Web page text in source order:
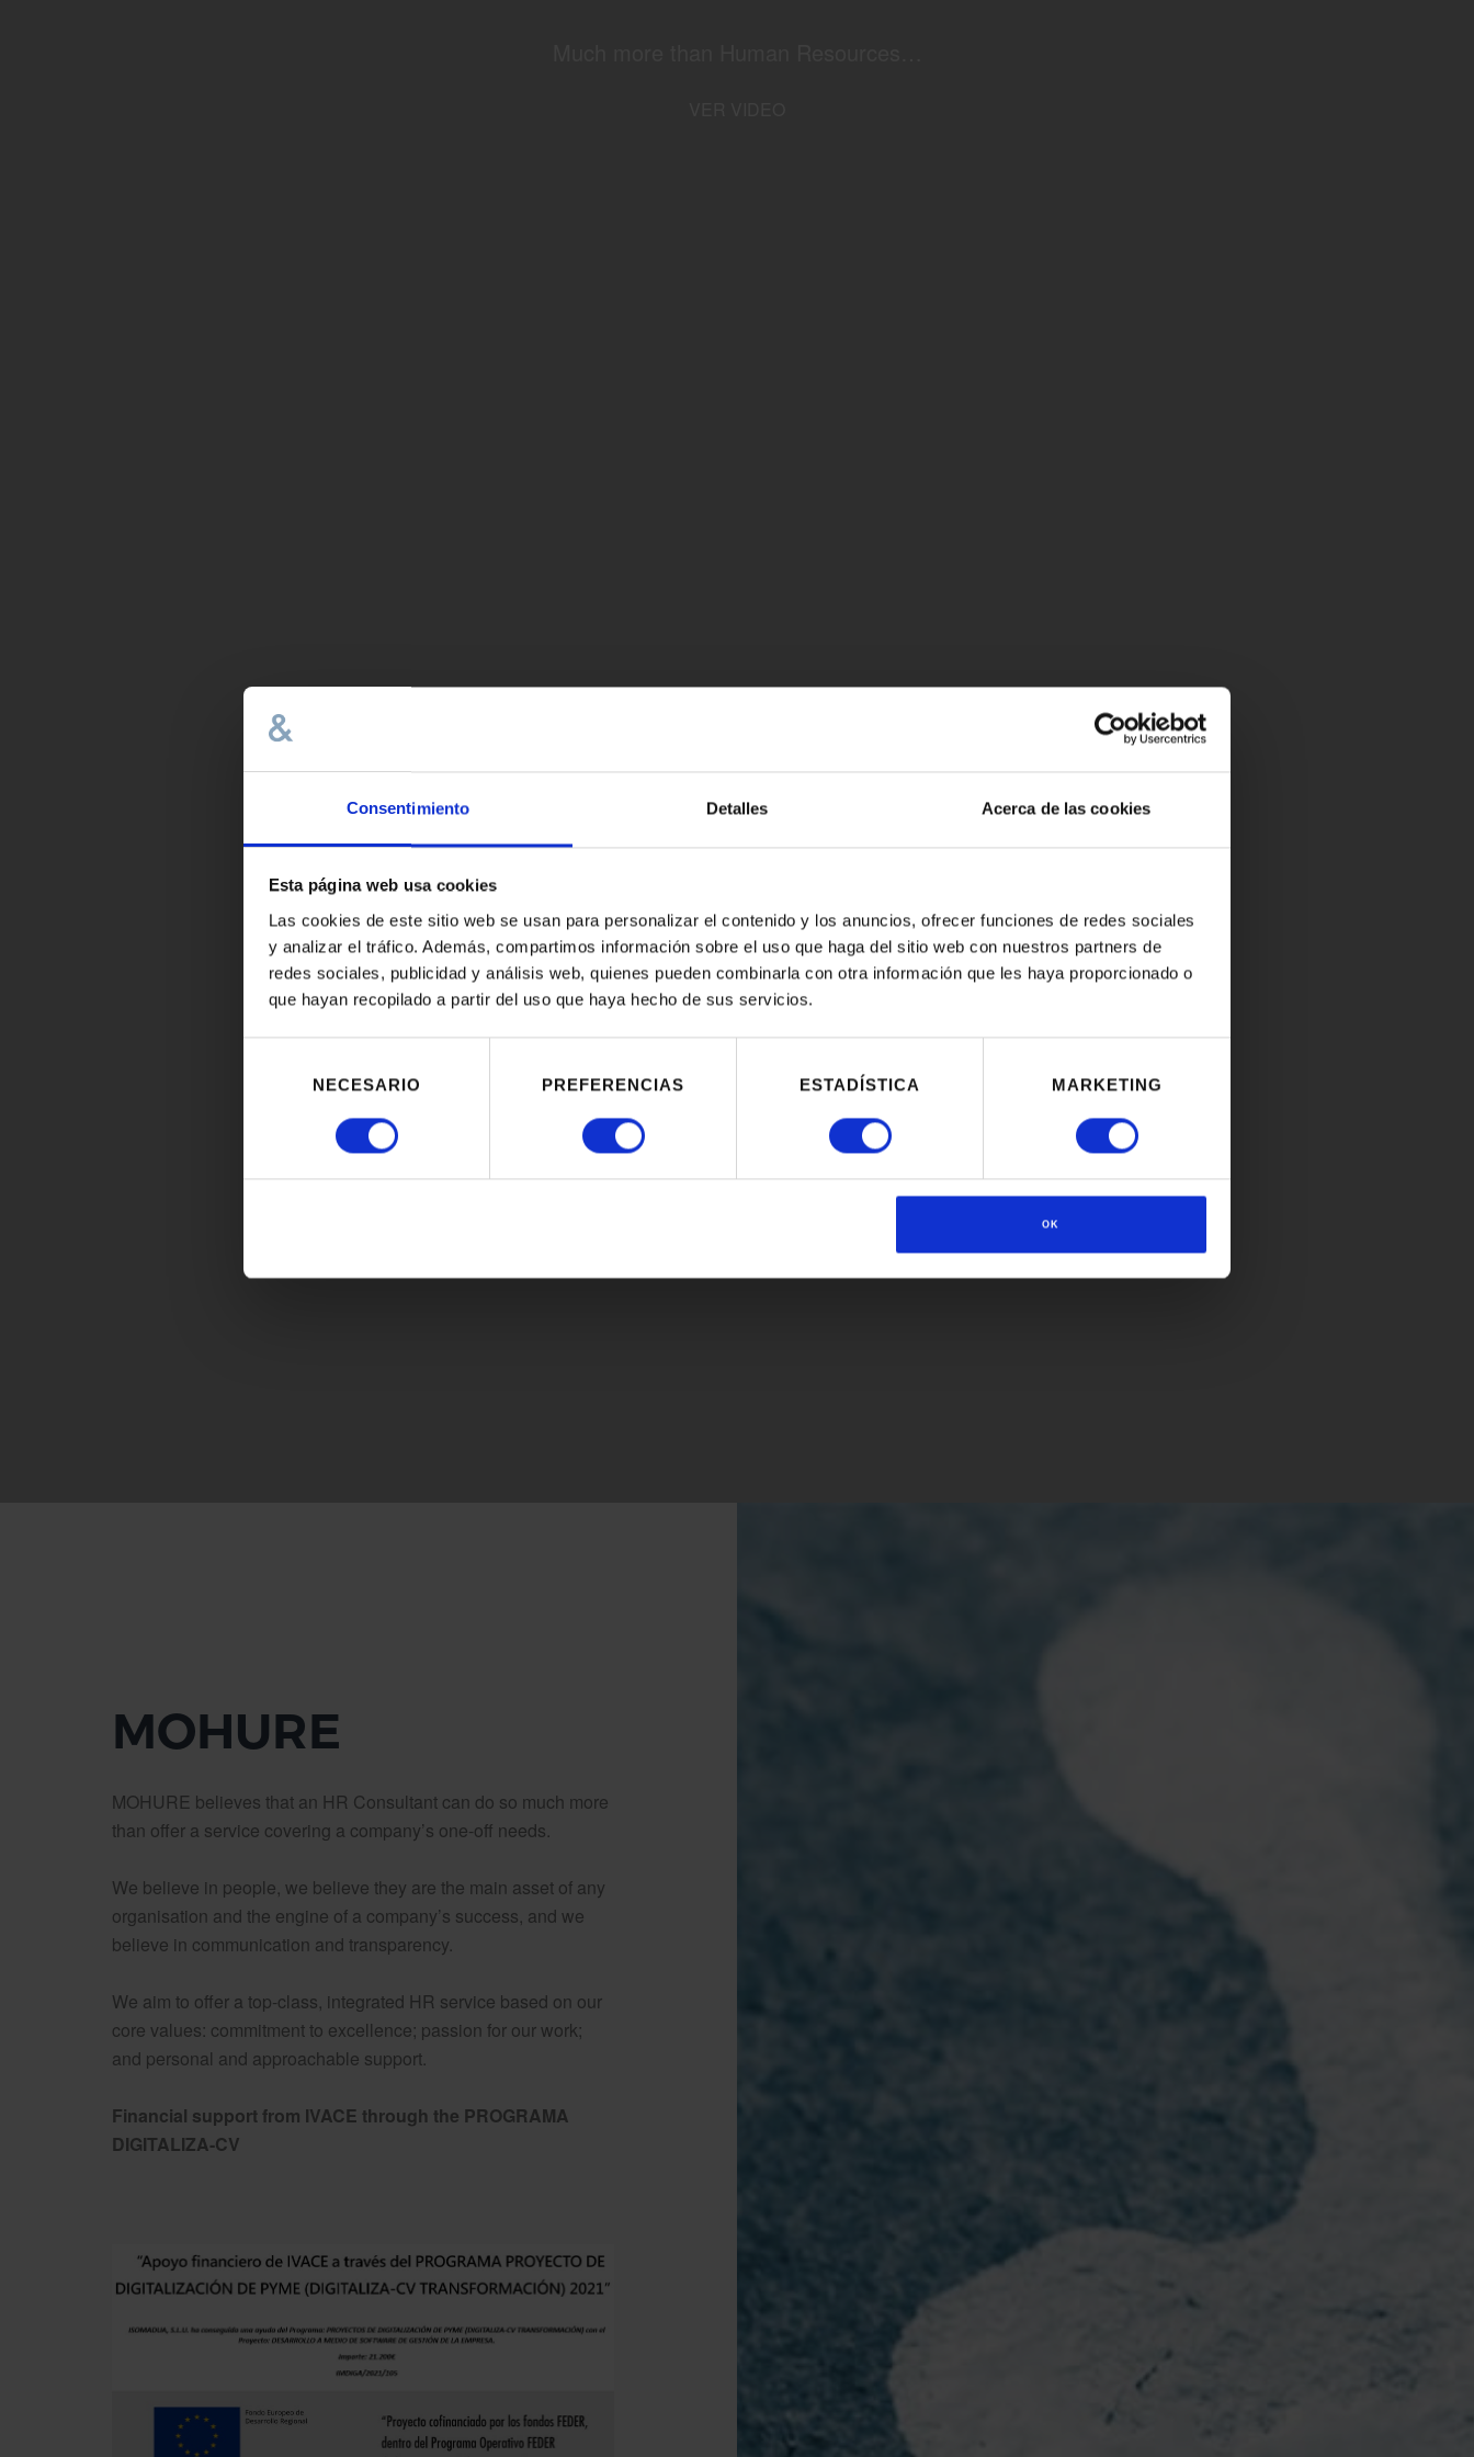
Consentimiento Detalles Acerca de las cookies
Esta página web usa cookies
Las cookies de este sitio web se usan para personalizar el contenido y los anuncios, ofrecer funciones de redes sociales
y analizar el tráfico. Además, compartimos información sobre el uso que haga del sitio web con nuestros partners de
redes sociales, publicidad y análisis web, quienes pueden combinarla con otra información que les haya proporcionado o
que hayan recopilado a partir del uso que haya hecho de sus servicios.
NECESARIO PREFERENCIAS ESTADÍSTICA MARKETING
OK
MOHURE
MOHURE believes that an HR Consultant can do so much more
than offer a service covering a company’s one-off needs.
We believe in people, we believe they are the main asset of any
organisation and the engine of a company’s success, and we
believe in communication and transparency.
We aim to offer a top-class, integrated HR service based on our
core values: commitment to excellence; passion for our work;
and personal and approachable support.
Financial support from IVACE through the PROGRAMA
DIGITALIZA-CV